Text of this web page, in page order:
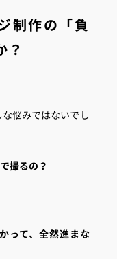
制作の「負
？
悩みではないでし
撮るの？
って、全然進まな